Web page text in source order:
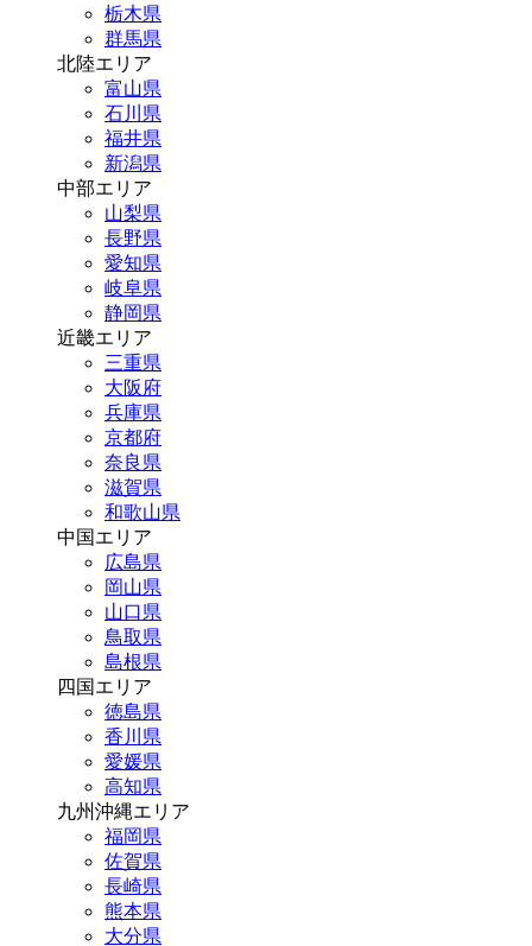
栃木県
群馬県
北陸エリア
富山県
石川県
福井県
新潟県
中部エリア
山梨県
長野県
愛知県
岐阜県
静岡県
近畿エリア
三重県
大阪府
兵庫県
京都府
奈良県
滋賀県
和歌山県
中国エリア
広島県
岡山県
山口県
鳥取県
島根県
四国エリア
徳島県
香川県
愛媛県
高知県
九州沖縄エリア
福岡県
佐賀県
長崎県
熊本県
大分県